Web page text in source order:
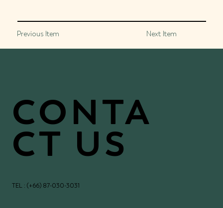
Previous Item Next Item
CONTA
CT US
TEL : (+66) 87-030-3031